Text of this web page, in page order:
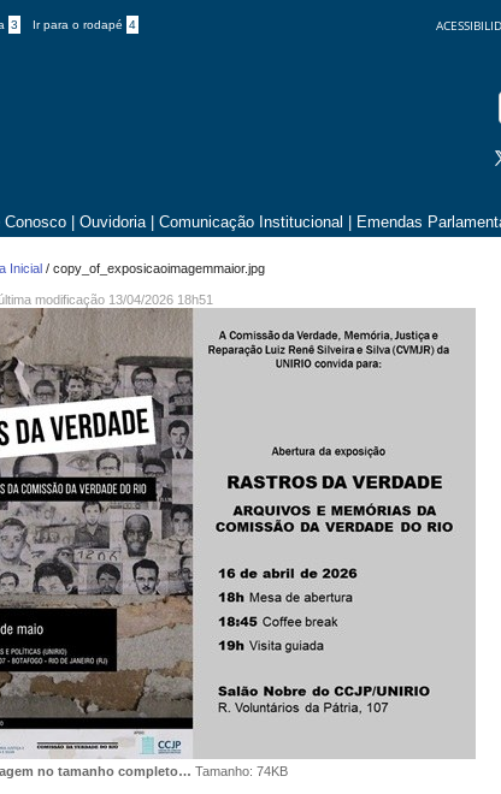
3 Ir para o rodapé 4
Conosco Ouvidoria Comunicação Institucional Emendas
Inicial /copy_of_exposicaoimagemmaior.jpg
modificação 13/04/2026 18h51
no tamanho completo… Tamanho: 74KB